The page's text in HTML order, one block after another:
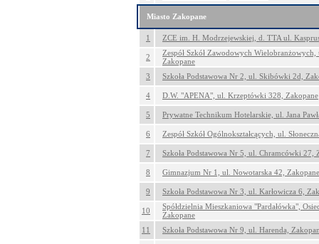
Miasto Zakopane
1 ZCE im. H. Modrzejewskiej, d. TTA ul.
2
Zespół Szkół Zawodowych
Zakopane
3
Szkoła Podstawowa Nr 2, ul. Skibówki 2d,
4 D.W. "APENA", ul. Krzeptówki 328, Zakopane
5 Prywatne Technikum Hotelarskie, ul. Jana
6 Zespół Szkół Ogólnokształcących, ul.
7 Szkoła Podstawowa Nr 5, ul. Chramcówki 27,
8 Gimnazjum Nr 1, ul. Nowotarska 42, Zakopane
9 Szkoła Podstawowa Nr 3, ul. Karłowicza 6,
10
Spółdzielnia Mieszkaniowa "Pardałówka",
Zakopane
11
Szkoła Podstawowa Nr 9, ul. Harenda,